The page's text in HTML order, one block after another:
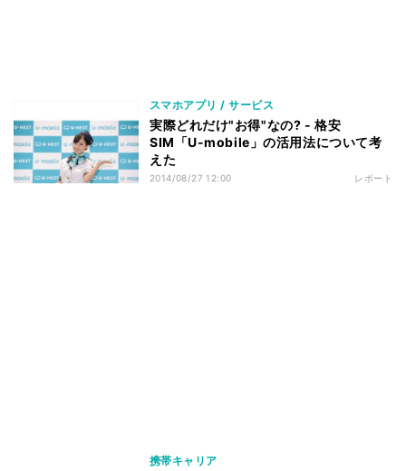
スマホアプリ / サービス
実際どれだけ"お得"なの? - 格安
SIM「U-mobile」の活用法について考
えた
2014/08/27 12:00 レポート
携帯キャリア